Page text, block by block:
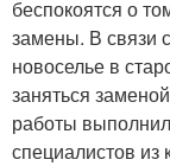
беспокоятся о
замены. В связи
новоселье в
заняться
работы
специалистов